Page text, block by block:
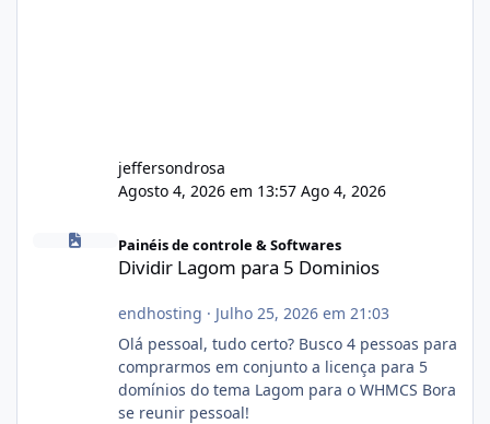
jeffersondrosa
Agosto 4, 2026 em 13:57 Ago 4, 2026
Painéis de controle & Softwares
Dividir Lagom para 5 Dominios
endhosting · Julho 25, 2026 em 21:03
Olá pessoal, tudo certo? Busco 4 pessoas para
comprarmos em conjunto a licença para 5
domínios do tema Lagom para o WHMCS Bora
se reunir pessoal!